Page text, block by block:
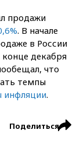
продажи
. В начале
в России
конце декабря
что
темпы
инфляции.
Поделиться